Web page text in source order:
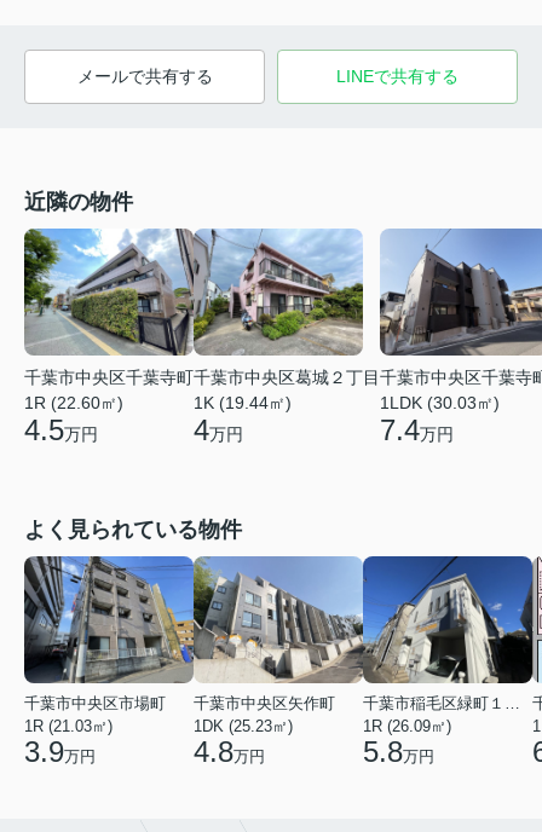
メールで共有する LINEで共有する
近隣の物件
千葉市中央区千葉寺町
1R (22.60㎡)
4.5万円
千葉市中央区葛城２丁目
1K (19.44㎡)
4万円
千葉市中央区千葉寺
1LDK (30.03㎡)
7.4万円
よく見られている物件
千葉市中央区市場町
1R (21.03㎡)
3.9万円
千葉市中央区矢作町
1DK (25.23㎡)
4.8万円
千葉市稲毛区緑町１丁目
1R (26.09㎡)
5.8万円